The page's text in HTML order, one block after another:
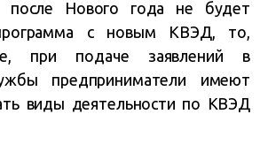
после Нового года не будет
с новым КВЭД, то,
при подаче заявлений в
предприниматели имеют
виды деятельности по КВЭД